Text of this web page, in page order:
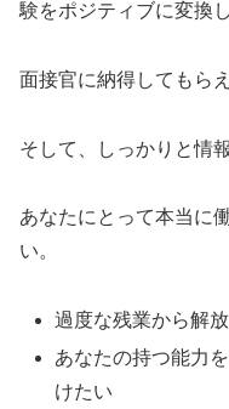
験をポジティブに変換
面接官に納得してもら
そして、しっかりと情
あなたにとって本当に
い。
過度な残業から解
あなたの持つ能力
けたい